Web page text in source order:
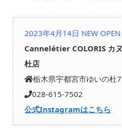
2023年4月14日 NEW OPEN
Cannelétier COLORIS カ
杜店
栃木県宇都宮市ゆいの杜
028-615-7502
公式Instagramはこちら